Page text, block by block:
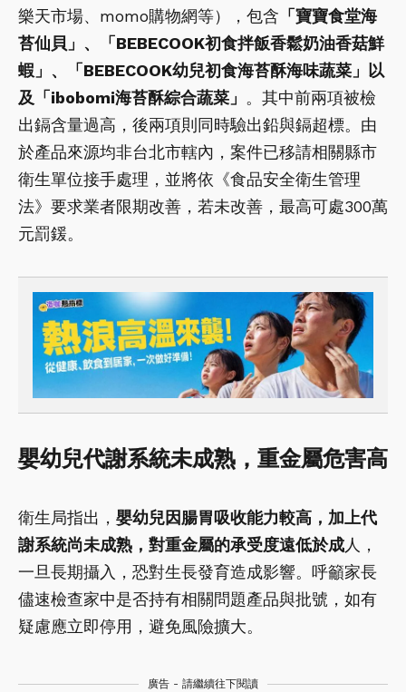
樂天市場、momo購物網等），包含 「寶寶食堂海
苔仙貝」、「BEBECOOK初食拌飯香鬆奶油香菇鮮
蝦」、「BEBECOOK幼兒初食海苔酥海味蔬菜」以
及「ibobomi海苔酥綜合蔬菜」 。其中前兩項被檢
出鎘含量過高，後兩項則同時驗出鉛與鎘超標。由
於產品來源均非台北市轄內，案件已移請相關縣市
衛生單位接手處理，並將依《食品安全衛生管理
法》要求業者限期改善，若未改善，最高可處300萬
元罰鍰。
嬰幼兒代謝系統未成熟，重金屬危害高
衛生局指出， 嬰幼兒因腸胃吸收能力較高，加上代
謝系統尚未成熟，對重金屬的承受度遠低於成人，
一旦長期攝入，恐對生長發育造成影響。呼籲家長
儘速檢查家中是否持有相關問題產品與批號，如有
疑慮應立即停用，避免風險擴大。
廣告 - 請繼續往下閱讀